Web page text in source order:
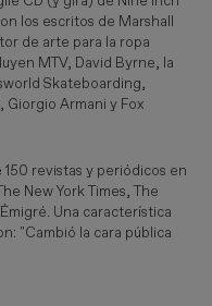
los escritos de Marshall
de arte para la ropa
MTV, David Byrne, la
Skateboarding,
Giorgio Armani y Fox
revistas y periódicos en
New York Times, The
Una característica
"Cambió la cara pública